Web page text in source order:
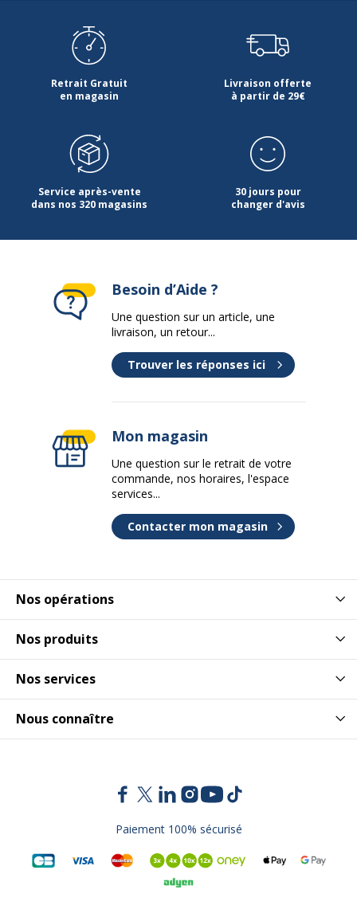
Retrait Gratuit
en magasin
Livraison offerte
à partir de 29€
Service après-vente
dans nos 320 magasins
30 jours pour
changer d'avis
Nos opérations
Nos produits
Nos services
Nous connaître
Besoin d’Aide ?
Une question sur un article, une
livraison, un retour...
Trouver les réponses ici
Mon magasin
Une question sur le retrait de votre
commande, nos horaires, l'espace
services...
Contacter mon magasin
Paiement 100% sécurisé